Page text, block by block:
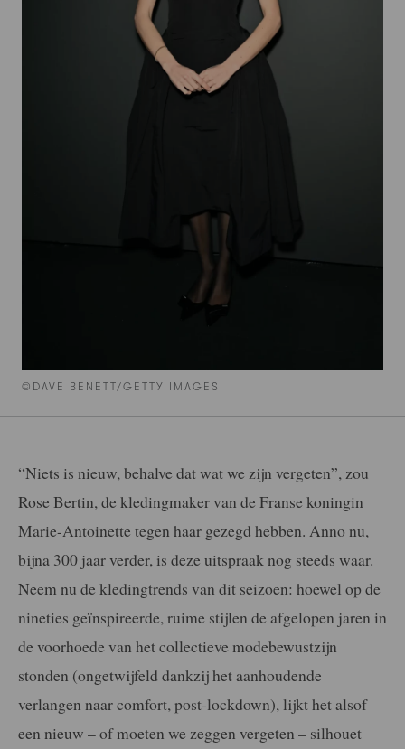
©DAVE BENETT/GETTY IMAGES
“Niets is nieuw, behalve dat wat we zijn vergeten”, zou
Rose Bertin, de kledingmaker van de Franse koningin
Marie-Antoinette tegen haar gezegd hebben. Anno nu,
bijna 300 jaar verder, is deze uitspraak nog steeds waar.
Neem nu de kledingtrends van dit seizoen: hoewel op de
nineties geïnspireerde, ruime stijlen de afgelopen jaren in
de voorhoede van het collectieve modebewustzijn
stonden (ongetwijfeld dankzij het aanhoudende
verlangen naar comfort, post-lockdown), lijkt het alsof
een nieuw – of moeten we zeggen vergeten – silhouet